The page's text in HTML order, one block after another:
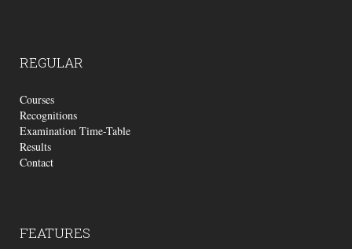
REGULAR
Courses
Recognitions
Examination Time-Table
Results
Contact
FEATURES